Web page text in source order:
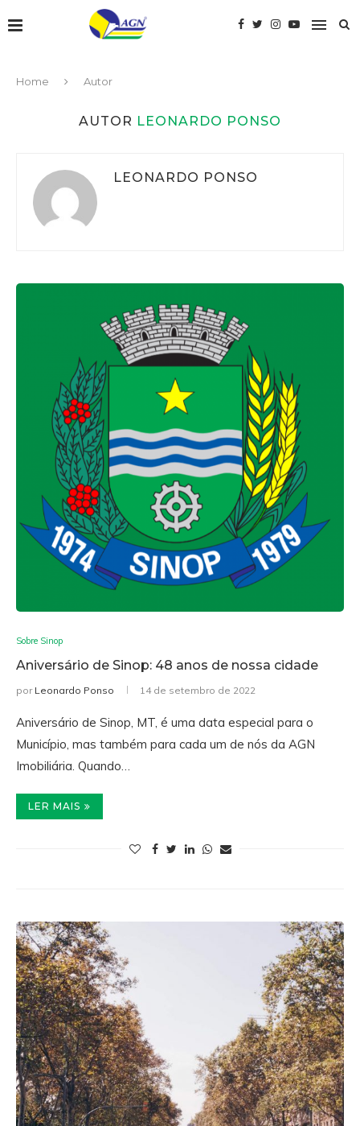
Home Autor
AUTOR LEONARDO PONSO
LEONARDO PONSO
Sobre Sinop
Aniversário de Sinop: 48 anos de nossa cidade
por Leonardo Ponso 14 de setembro de 2022
Aniversário de Sinop, MT, é uma data especial para o
Município, mas também para cada um de nós da AGN
Imobiliária. Quando…
LER MAIS